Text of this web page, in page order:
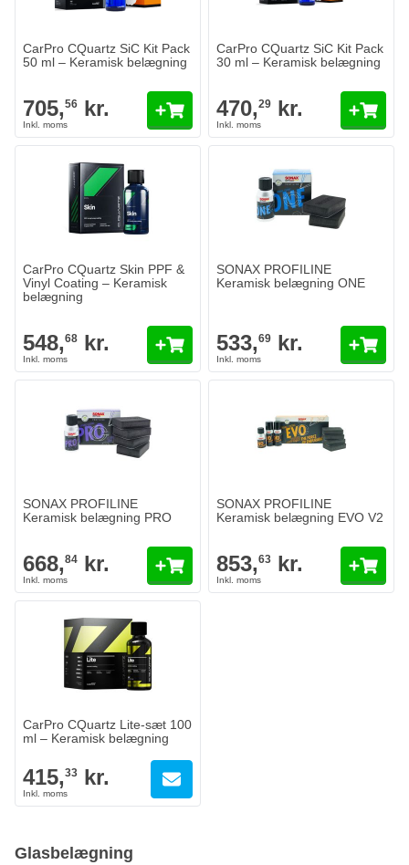
CarPro CQuartz SiC Kit Pack
50 ml – Keramisk belægning
705,56 kr.
CarPro CQuartz SiC Kit Pack
30 ml – Keramisk belægning
470,29 kr.
CarPro CQuartz Skin PPF &
Vinyl Coating – Keramisk
belægning
548,68 kr.
SONAX PROFILINE
Keramisk belægning ONE
533,69 kr.
SONAX PROFILINE
Keramisk belægning PRO
668,84 kr.
SONAX PROFILINE
Keramisk belægning EVO V2
853,63 kr.
CarPro CQuartz Lite-sæt 100
ml – Keramisk belægning
415,33 kr.
Glasbelægning